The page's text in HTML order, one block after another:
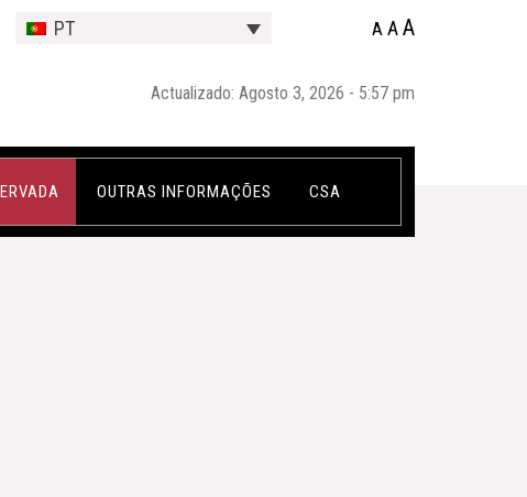
PT A AA
Actualizado: Agosto 3, 2026 - 5:57 pm
OUTRAS INFORMAÇÕES CSA